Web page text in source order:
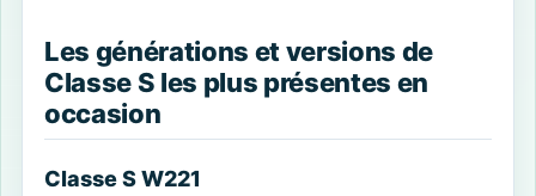
Les générations et versions de
Classe S les plus présentes en
occasion
Classe S W221